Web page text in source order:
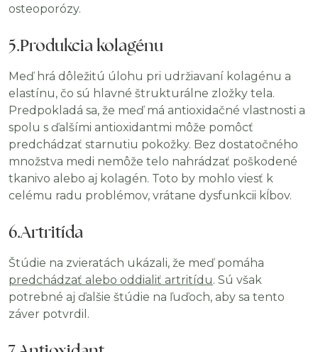
osteoporózy.
5.Produkcia kolagénu
Meď hrá dôležitú úlohu pri udržiavaní kolagénu a
elastínu, čo sú hlavné štrukturálne zložky tela.
Predpokladá sa, že meď má antioxidačné vlastnosti a
spolu s ďalšími antioxidantmi môže pomôcť
predchádzať starnutiu pokožky. Bez dostatočného
množstva medi nemôže telo nahrádzať poškodené
tkanivo alebo aj kolagén. Toto by mohlo viesť k
celému radu problémov, vrátane dysfunkcii kĺbov.
6.Artritída
Štúdie na zvieratách ukázali, že meď pomáha
predchádzať alebo oddialiť artritídu. Sú však
potrebné aj ďalšie štúdie na ľuďoch, aby sa tento
záver potvrdil.